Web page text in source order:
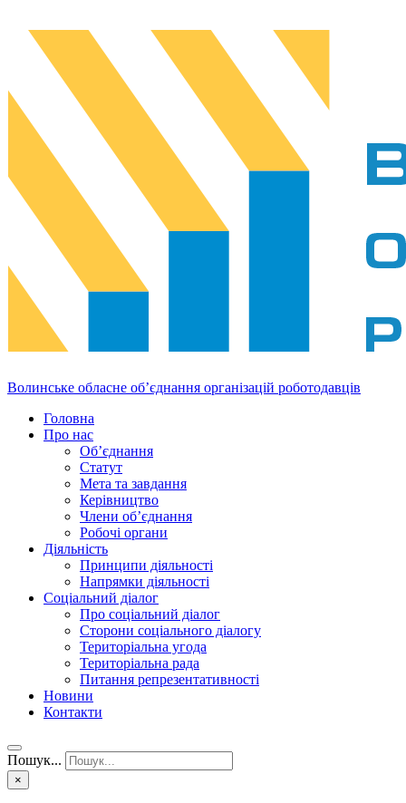
Волинське обласне об’єднання організацій роботодавців
Головна
Про нас
Об’єднання
Статут
Мета та завдання
Керівництво
Члени об’єднання
Робочі органи
Діяльність
Принципи діяльності
Напрямки діяльності
Соціальний діалог
Про соціальний діалог
Сторони соціального діалогу
Територіальна угода
Територіальна рада
Питання репрезентативності
Новини
Контакти
Пошук...
×